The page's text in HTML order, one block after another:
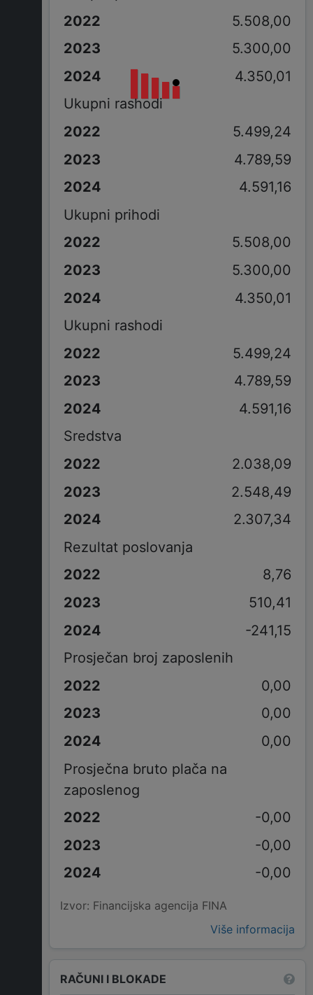
5.508,00
5.300,00
4.350,01
Ukupni rashodi
5.499,24
4.789,59
4.591,16
Ukupni prihodi
5.508,00
5.300,00
4.350,01
Ukupni rashodi
5.499,24
4.789,59
4.591,16
Sredstva
2.038,09
2.548,49
2.307,34
Rezultat poslovanja
8,76
510,41
-241,15
Prosječan broj zaposlenih
0,00
0,00
0,00
Prosječna bruto plača na
zaposlenog
-0,00
-0,00
-0,00
Izvor: Financijska agencija FINA
Više informacija
RAČUNI I BLOKADE